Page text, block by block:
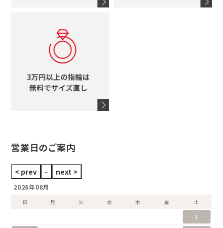
スタージュエリー
ウノアエレ
タグホイヤー
営業日のご案内
2026年08月
日 月 火 水 木 金
土
1